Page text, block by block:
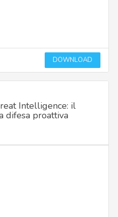
DOWNLOAD
Intelligence: il
difesa proattiva